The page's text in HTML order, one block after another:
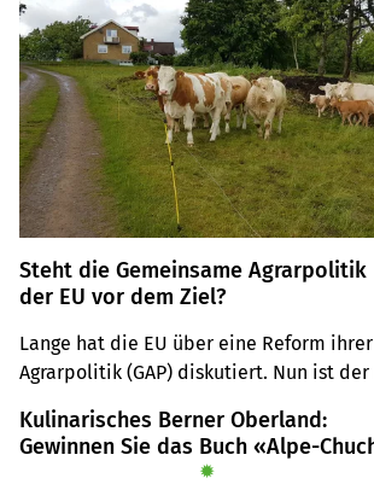
Steht die Gemeinsame Agrarpolitik
der EU vor dem Ziel?
Lange hat die EU über eine Reform
Agrarpolitik (GAP) diskutiert. Nun ist
gelungen. Bauernverbände zeigen sich
Umweltverbände sprechen von einer
Kulinarisches Berner Oberland:
Gewinnen Sie das Buch «Alpe-
✹